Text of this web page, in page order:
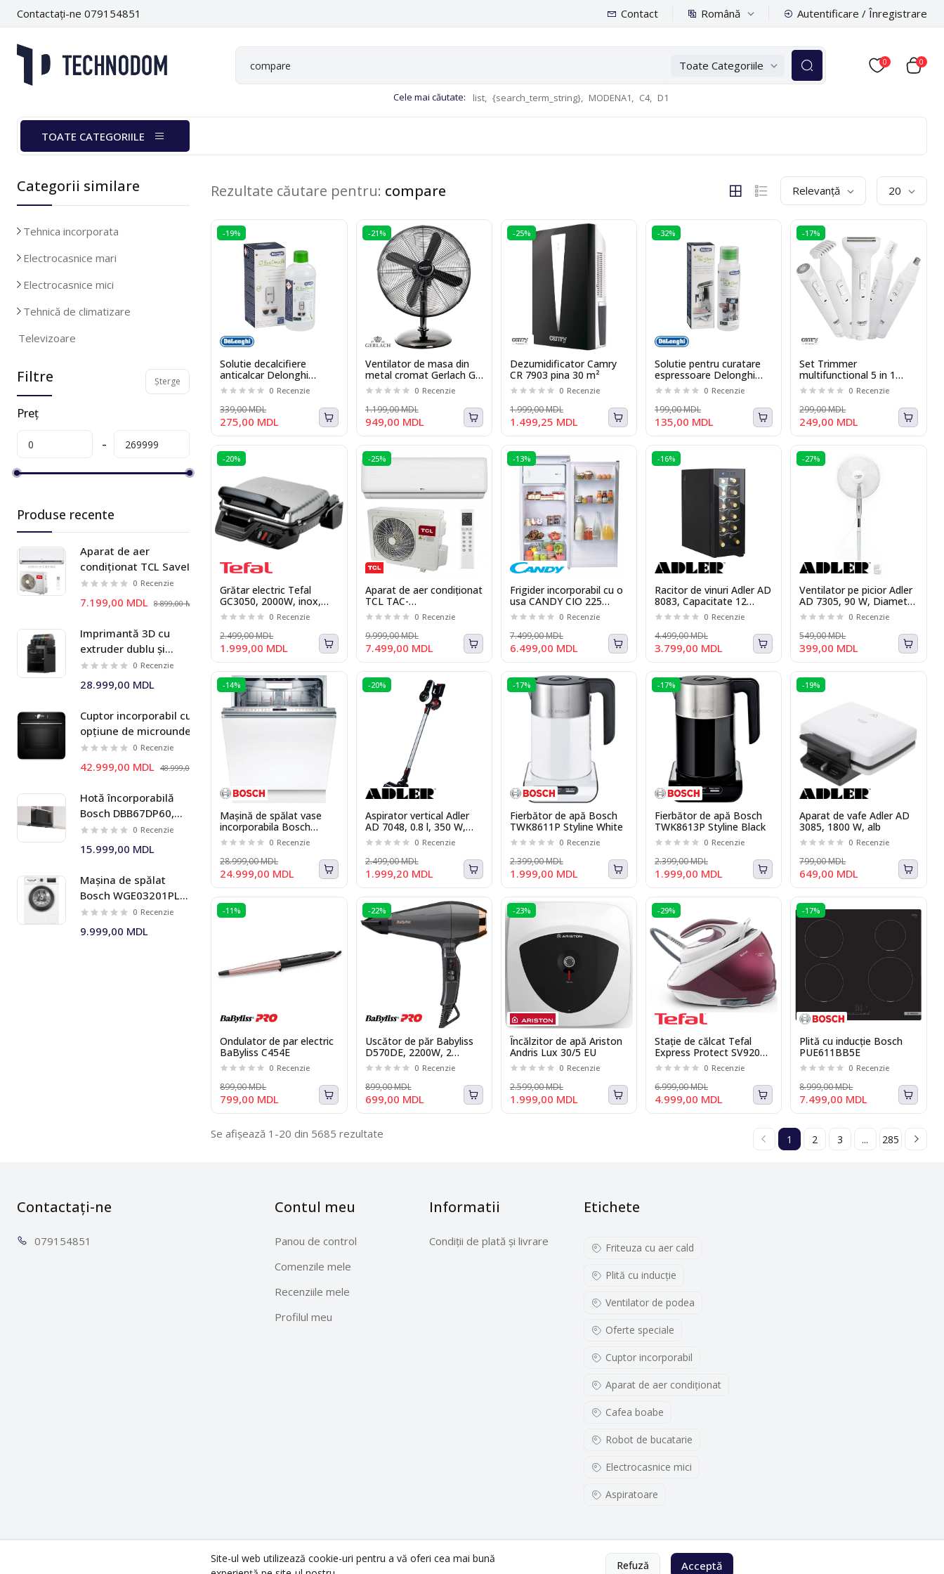
Contactați-ne 079154851 Contact Română Autentificare / Înregistrare
Toate Categoriile
Cele mai căutate: list, {search_term_string}, MODENA1, C4, D1
0 0
TOATE CATEGORIILE
Categorii similare
Tehnica incorporata
Electrocasnice mari
Electrocasnice mici
Tehnică de climatizare
Televizoare
sanatate
Tehnică pentru casă
electrocasnice
Tehnică audio
Produse pentru animale domestice
Gadget-uri
Sport si turism
Masini de tuns iarba
Filtre Șterge
Preț
Produse recente
Aparat de aer
condiționat TCL SaveIN
TAC-09CHSD/ZG11I
Inverter wi-fi
0 Recenzie
7.199,00 MDL 8.899,00 MDL
Imprimantă 3D cu
extruder dublu și
sistem multi-material
AMS 2 Pro Bambu Lab
0 Recenzie
28.999,00 MDL
Cuptor incorporabil cu
opțiune de microunde
Bosch HMG778NB1 Seria I
8
0 Recenzie
42.999,00 MDL 48.999,00 MDL
Hotă încorporabilă
Bosch DBB67DP60,
699 m³/h, 60 cm,
negru mat, Seria I 6
0 Recenzie
15.999,00 MDL
Mașina de spălat
Bosch WGE03201PL 8
kg 1200 rpm Seria I 4
0 Recenzie
9.999,00 MDL
Rezultate căutare pentru: compare Relevanță 20
-19%
Solutie decalcifiere
anticalcar Delonghi
DLSC500
0 Recenzie
275,00 MDL
339,00 MDL
-21%
Ventilator de masa din
metal cromat Gerlach GL
7327, 100 W, Diametru
40 cm, 3 trepte de
viteza, functie de oscilare
0 Recenzie
949,00 MDL
1.199,00 MDL
-25%
Dezumidificator Camry
CR 7903 pina 30 m²
0 Recenzie
1.499,25 MDL
1.999,00 MDL
-32%
Solutie pentru curatare
espressoare Delonghi
DLSC550 Eco MultiClean
250 ml
0 Recenzie
135,00 MDL
199,00 MDL
-17%
Set Trimmer
multifunctional 5 in 1
Camry CR 2935
0 Recenzie
249,00 MDL
299,00 MDL
-20%
Grătar electric Tefal
GC3050, 2000W, inox,
Plăci antiadezive
detașabile, Termostat
reglabil
0 Recenzie
1.999,00 MDL
2.499,00 MDL
-25%
Aparat de aer condiționat
TCL TAC-
12CHSD/XAB1IN Inverter
R32
0 Recenzie
7.499,00 MDL
9.999,00 MDL
-13%
Frigider incorporabil cu o
usa CANDY CIO 225
EE/N, 179 l, H 122 cm,
clasa F, alb
0 Recenzie
6.499,00 MDL
7.499,00 MDL
-16%
Racitor de vinuri Adler AD
8083, Capacitate 12
sticle sau 33L, Iluminare
Interioara, Touch
0 Recenzie
3.799,00 MDL
4.499,00 MDL
-27%
Ventilator pe picior Adler
AD 7305, 90 W, Diametru
40 cm, 3 trepte de
viteza, functie de oscilare
0 Recenzie
399,00 MDL
549,00 MDL
-14%
Mașină de spălat vase
incorporabila Bosch
SMV8YCX02E Seria I 8
0 Recenzie
24.999,00 MDL
28.999,00 MDL
-20%
Aspirator vertical Adler
AD 7048, 0.8 l, 350 W,
Turbo
0 Recenzie
1.999,20 MDL
2.499,00 MDL
-17%
Fierbător de apă Bosch
TWK8611P Styline White
0 Recenzie
1.999,00 MDL
2.399,00 MDL
-17%
Fierbător de apă Bosch
TWK8613P Styline Black
0 Recenzie
1.999,00 MDL
2.399,00 MDL
-19%
Aparat de vafe Adler AD
3085, 1800 W, alb
0 Recenzie
649,00 MDL
799,00 MDL
-11%
Ondulator de par electric
BaByliss C454E
0 Recenzie
799,00 MDL
899,00 MDL
-22%
Uscător de păr Babyliss
D570DE, 2200W, 2
viteze, 3 trepte
temperatura
0 Recenzie
699,00 MDL
899,00 MDL
-23%
Încălzitor de apă Ariston
Andris Lux 30/5 EU
0 Recenzie
1.999,00 MDL
2.599,00 MDL
-29%
Stație de călcat Tefal
Express Protect SV9201,
2800 W, 7.5 bari
0 Recenzie
4.999,00 MDL
6.999,00 MDL
-17%
Plită cu inducție Bosch
PUE611BB5E
0 Recenzie
7.499,00 MDL
8.999,00 MDL
Se afișează 1-20 din 5685 rezultate 1 2 3 ... 285
Contactați-ne
0791 54851
Contul meu
Panou de control
Comenzile mele
Recenziile mele
Profilul meu
Informatii
Condiții de plată și livrare
Etichete
Friteuza cu aer cald
Plită cu inducţie
Ventilator de podea
Oferte speciale
Cuptor incorporabil
Aparat de aer condiționat
Cafea boabe
Robot de bucatarie
Electrocasnice mici
Aspiratoare
2026. All rights reserved.
Site-ul web utilizează cookie-uri pentru a vă oferi cea mai bună
Refuză Acceptă